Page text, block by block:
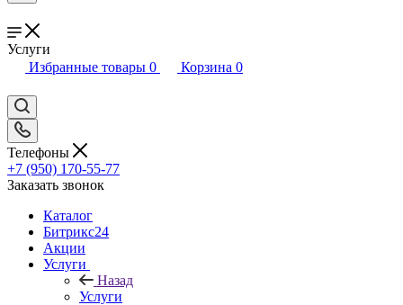
Услуги
Избранные товары 0 Корзина 0
Телефоны
+7 (950) 170-55-77
Заказать звонок
Каталог
Битрикс24
Акции
Услуги
Назад
Услуги